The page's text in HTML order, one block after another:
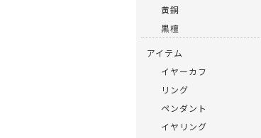
黄銅
黒檀
アイテム
イヤーカフ
リング
ペンダント
イヤリング